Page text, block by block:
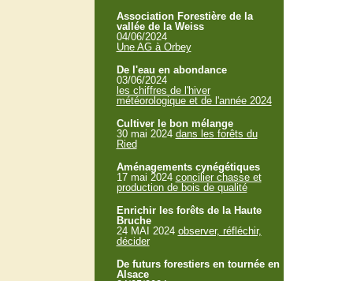
Association Forestière de la
vallée de la Weiss
04/06/2024
Une AG à Orbey
De l'eau en abondance
03/06/2024
les chiffres de l'hiver
météorologique et de l'année 2024
Cultiver le bon mélange
30 mai 2024 dans les forêts du
Ried
Aménagements cynégétiques
17 mai 2024 concilier chasse et
production de bois de qualité
Enrichir les forêts de la Haute
Bruche
24 MAI 2024 observer, réfléchir,
décider
De futurs forestiers en tournée en
Alsace